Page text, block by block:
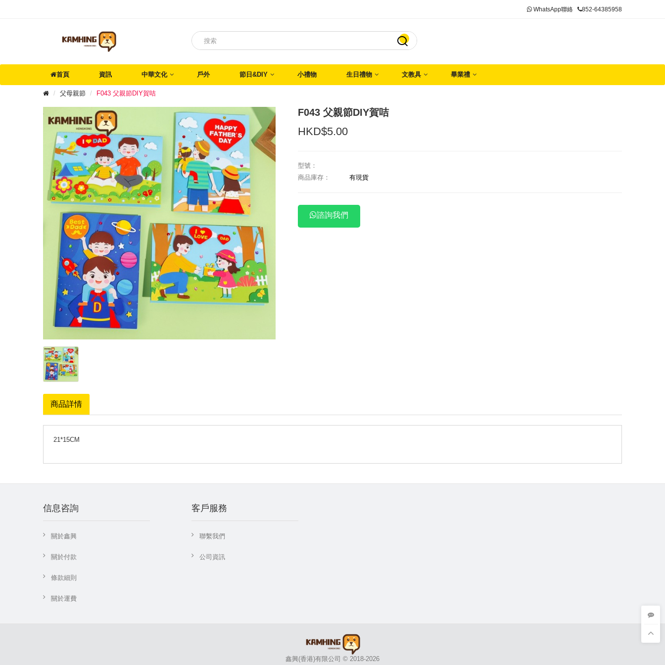
WhatsApp聯絡 852-64385958

首頁 資訊 中華文化 戶外 節日&DIY 小禮物 生日禮物 文教具 畢業禮
父母親節 F043 父親節DIY賀咭
F043 父親節DIY賀咭
HKD$5.00
型號：
商品庫存：
有現貨
諮詢我們
商品詳情
21*15CM
信息咨詢
關於鑫興
關於付款
條款細則
關於運費
客戶服務
聯繫我們
公司資訊
鑫興(香港)有限公司 © 2018-2026